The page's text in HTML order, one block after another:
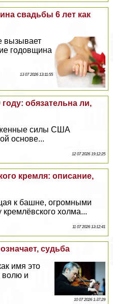
свадьбы 6 лет как
вызывает
годовщина
13 07 2026 13:11:55
обязательна ли,
силы США
основе...
12 07 2026 19:12:25
кремля: описание,
к башне, огромными
кремлёвского холма...
11 07 2026 13:12:41
судьба
имя это
волю и
10 07 2026 1:37:29